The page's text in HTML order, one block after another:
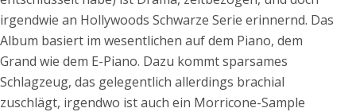
irgendwie an Hollywoods Schwarze Serie erinnernd. Das
Album basiert im wesentlichen auf dem Piano, dem
Grand wie dem E-Piano. Dazu kommt sparsames
Schlagzeug, das gelegentlich allerdings brachial
zuschlägt, irgendwo ist auch ein Morricone-Sample